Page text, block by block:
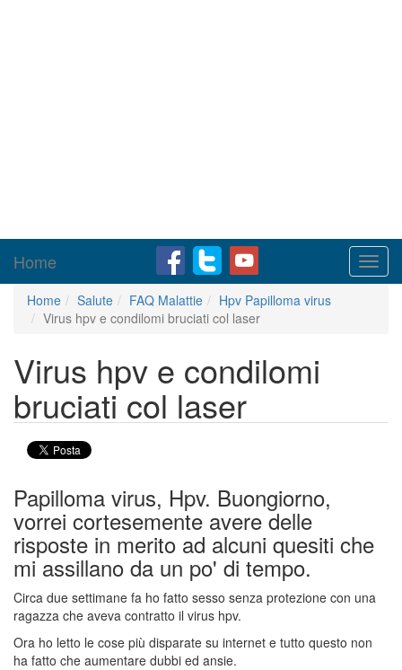
Home
Home Salute FAQ Malattie
Hpv Papilloma virus
Virus hpv e condilomi bruciati col laser
Virus hpv e condilomi
bruciati col laser
Papilloma virus, Hpv. Buongiorno,
vorrei cortesemente avere delle
risposte in merito ad alcuni quesiti che
mi assillano da un po' di tempo.
Circa due settimane fa ho fatto sesso senza protezione con una
ragazza che aveva contratto il virus hpv.
Ora ho letto le cose più disparate su internet e tutto questo non
ha fatto che aumentare dubbi ed ansie.